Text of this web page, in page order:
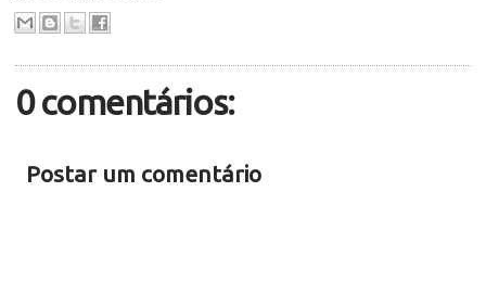
0 comentários:
Postar um comentário